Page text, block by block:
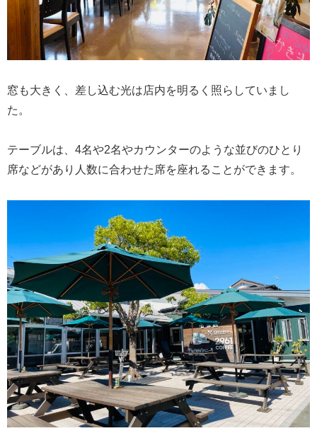
窓も大きく、差し込む光は店内を明るく照らしていまし
た。
テーブルは、4名や2名やカウンターのような並びのひとり
席などがあり人数に合わせた席を座れることができます。